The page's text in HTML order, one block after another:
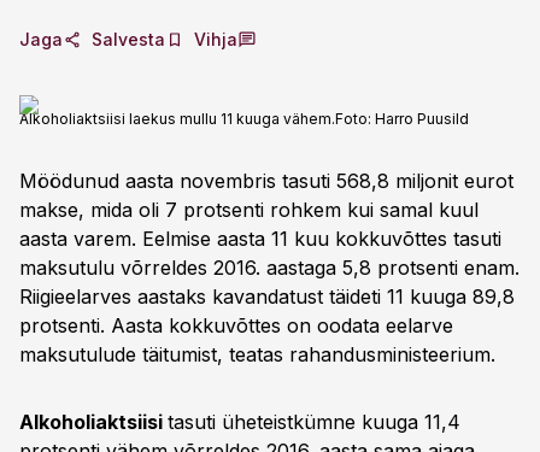
Jaga Salvesta Vihja
Alkoholiaktsiisi laekus mullu 11 kuuga vähem.Foto: Harro Puusild
Möödunud aasta novembris tasuti 568,8 miljonit eurot
makse, mida oli 7 protsenti rohkem kui samal kuul
aasta varem. Eelmise aasta 11 kuu kokkuvõttes tasuti
maksutulu võrreldes 2016. aastaga 5,8 protsenti enam.
Riigieelarves aastaks kavandatust täideti 11 kuuga 89,8
protsenti. Aasta kokkuvõttes on oodata eelarve
maksutulude täitumist, teatas rahandusministeerium.
Alkoholiaktsiisi tasuti üheteistkümne kuuga 11,4